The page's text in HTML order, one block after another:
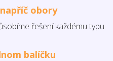
obory
řešení každému typu
balíčku